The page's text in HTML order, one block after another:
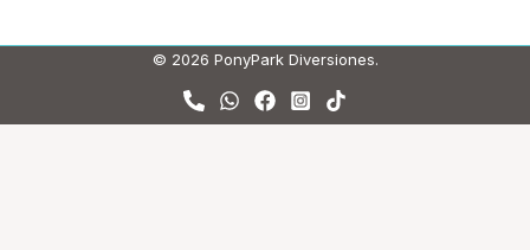
© 2026 PonyPark Diversiones.